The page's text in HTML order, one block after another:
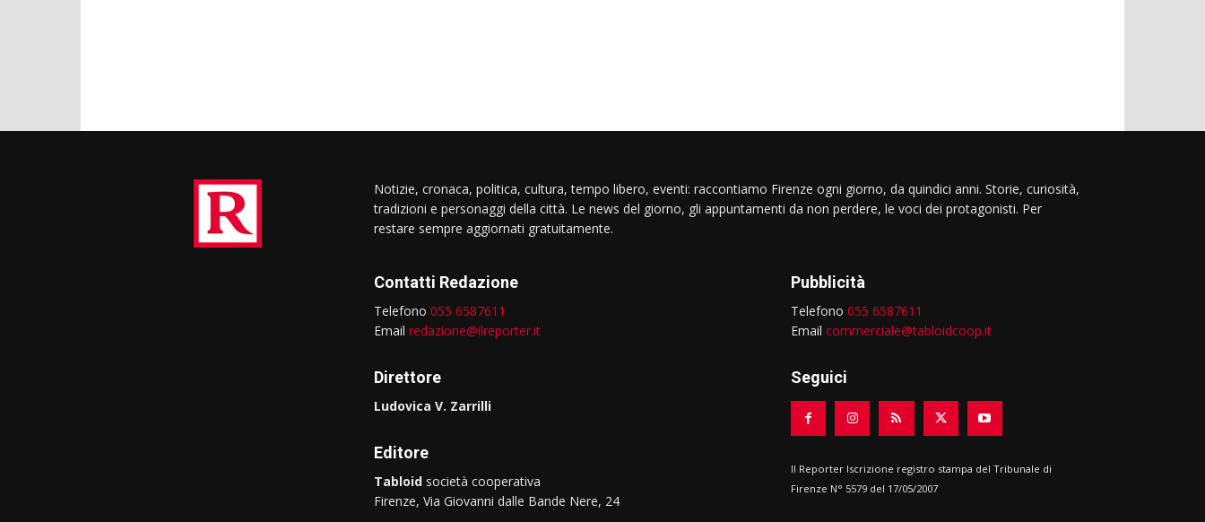
Notizie, cronaca, politica, cultura, tempo libero, eventi: raccontiamo Firenze ogni giorno, da quindici anni. Storie, curiosità,
tradizioni e personaggi della città. Le news del giorno, gli appuntamenti da non perdere, le voci dei protagonisti. Per
restare sempre aggiornati gratuitamente.
Contatti Redazione
Telefono 055 6587611
Email redazione@ilreporter.it
Direttore
Ludovica V. Zarrilli
Editore
Tabloid società cooperativa
Firenze, Via Giovanni dalle Bande Nere, 24
Pubblicità
Telefono 055 6587611
Email commerciale@tabloidcoop.it
Seguici
Il Reporter Iscrizione registro stampa del Tribunale di
Firenze N° 5579 del 17/05/2007